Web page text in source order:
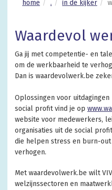
home . in de kijker
Waardevol
Ga jij met competentie- en
om de werkbaarheid te
Dan is waardevolwerk.be
Oplossingen voor
social profit vind je op
website voor medewerkers,
organisaties uit de social
die helpen stress en burn-
verhogen.
Met waardevolwerk.be wilt
welzijnssectoren en